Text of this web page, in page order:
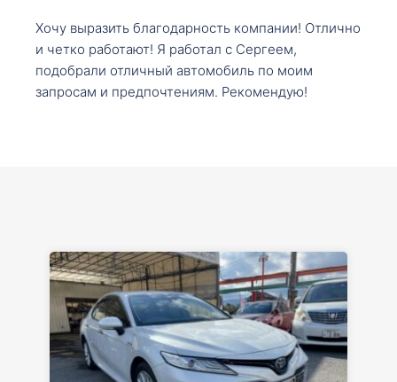
Хочу выразить благодарность компании! Отлично
и четко работают! Я работал с Сергеем,
подобрали отличный автомобиль по моим
запросам и предпочтениям. Рекомендую!